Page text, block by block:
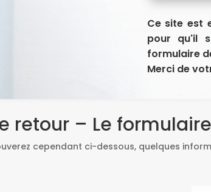
Ce site est
pour qu'il
formulaire
Merci de
retour – Le
cependant ci-dessous, quelques